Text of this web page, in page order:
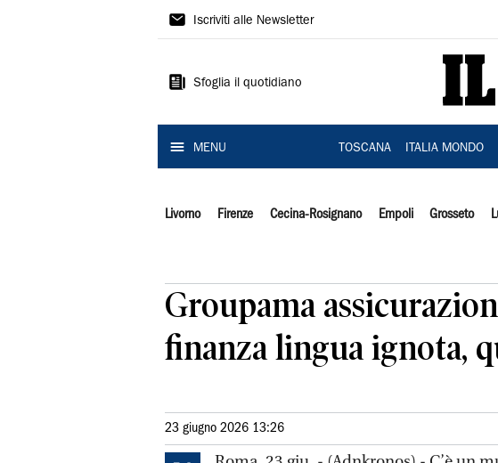
Il
Iscriviti alle Newsletter
Sfoglia il quotidiano
MENU TOSCANA ITALIA MONDO
Livorno Firenze Cecina-Rosignano Empoli Grosseto
Groupama
finanza lingua ignota,
23 giugno 2026 13:26